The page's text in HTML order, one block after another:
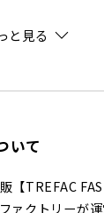
と見る
いて
【TREFAC
ァクトリーが